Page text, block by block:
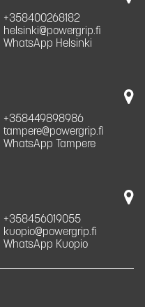
+358400268182
helsinki@powergrip.fi
WhatsApp Helsinki
+358449898986
tampere@powergrip.fi
WhatsApp Tampere
+358456019055
kuopio@powergrip.fi
WhatsApp Kuopio